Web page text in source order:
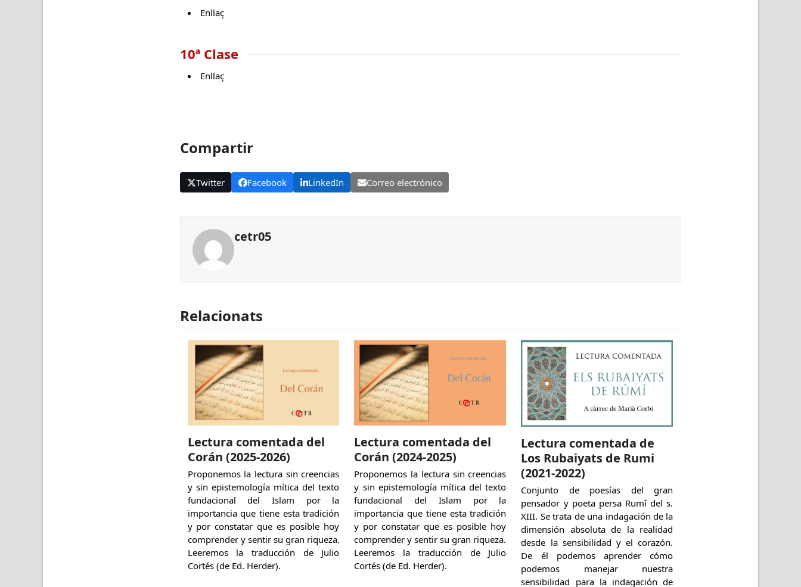
Enllaç
10ª Clase
Enllaç
Compartir
Twitter Facebook LinkedIn Correo electrónico
cetr05
Relacionats
Lectura comentada del
Corán (2025-2026)
Proponemos la lectura sin creencias
y sin epistemología mítica del texto
fundacional del Islam por la
importancia que tiene esta tradición
y por constatar que es posible hoy
comprender y sentir su gran riqueza.
Leeremos la traducción de Julio
Cortés (de Ed. Herder).
Lectura comentada del
Corán (2024-2025)
Proponemos la lectura sin creencias
y sin epistemología mítica del texto
fundacional del Islam por la
importancia que tiene esta tradición
y por constatar que es posible hoy
comprender y sentir su gran riqueza.
Leeremos la traducción de Julio
Cortés (de Ed. Herder).
Lectura comentada de
Los Rubaiyats de Rumi
(2021-2022)
Conjunto de poesías del gran
pensador y poeta persa Rumî del s.
XIII. Se trata de una indagación de la
dimensión absoluta de la realidad
desde la sensibilidad y el corazón.
De él podemos aprender cómo
podemos manejar nuestra
sensibilidad para la indagación de